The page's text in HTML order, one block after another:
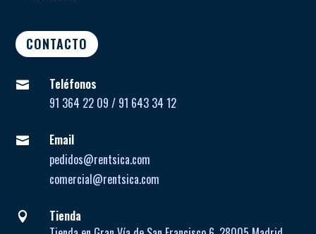
CONTACTO

Teléfonos
91 364 22 09 / 91 643 34 12

Email
pedidos@rentsica.com
comercial@rentsica.com

Tienda